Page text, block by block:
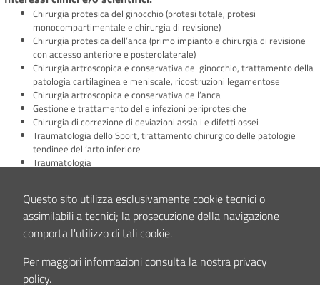
Chirurgia protesica del ginocchio (protesi totale, protesi
monocompartimentale e chirurgia di revisione)
Chirurgia protesica dell’anca (primo impianto e chirurgia di revisione
con accesso anteriore e posterolaterale)
Chirurgia artroscopica e conservativa del ginocchio, trattamento della
patologia cartilaginea e meniscale, ricostruzioni legamentose
Chirurgia artroscopica e conservativa dell’anca
Gestione e trattamento delle infezioni periprotesiche
Chirurgia di correzione di deviazioni assiali e difetti ossei
Traumatologia dello Sport, trattamento chirurgico delle patologie
tendinee dell’arto inferiore
Traumatologia
caviglia
Questo sito utilizza esclusivamente cookie tecnici o
assimilabili a tecnici; la prosecuzione della navigazione
comporta l'utilizzo di tali cookie.
Per maggiori informazioni consulta la nostra privacy
policy.